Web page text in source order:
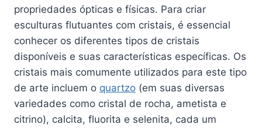
propriedades ópticas e físicas. Para criar
esculturas flutuantes com cristais, é essencial
conhecer os diferentes tipos de cristais
disponíveis e suas características específicas. Os
cristais mais comumente utilizados para este tipo
de arte incluem o quartzo (em suas diversas
variedades como cristal de rocha, ametista e
citrino), calcita, fluorita e selenita, cada um